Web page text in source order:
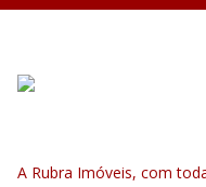
A Rubra Imóveis, com